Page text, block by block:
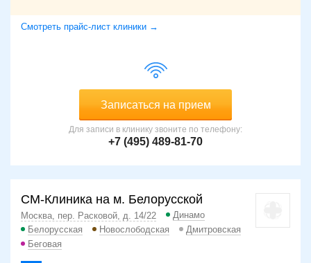
Смотреть прайс-лист клиники →
Записаться на прием
Для записи в клинику звоните по телефону:
+7 (495) 489-81-70
СМ-Клиника на м. Белорусской
Москва, пер. Расковой, д. 14/22
Динамо
Белорусская
Новослободская
Дмитровская
Беговая